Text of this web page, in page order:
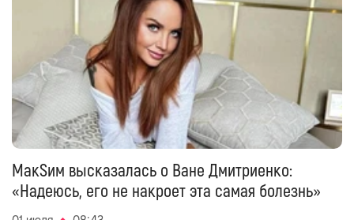
МакSим высказалась о Ване Дмитриенко:
«Надеюсь, его не накроет эта самая болезнь»